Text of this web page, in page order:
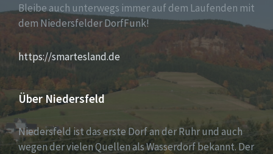
Bleibe auch unterwegs immer auf dem Laufenden mit
dem Niedersfelder DorfFunk!
https://smartesland.de
Über Niedersfeld
Niedersfeld ist das erste Dorf an der Ruhr und auch
wegen der vielen Quellen als Wasserdorf bekannt. Der